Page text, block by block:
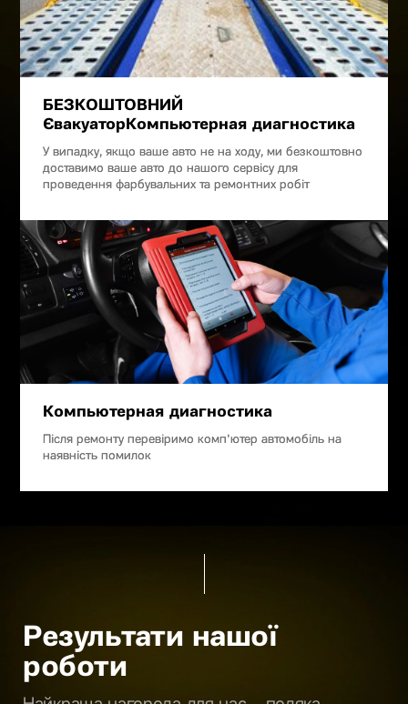
БЕЗКОШТОВНИЙ
ЄвакуаторКомпьютерная диагностика
У випадку, якщо ваше авто не на ходу, ми безкоштовно
доставимо ваше авто до нашого сервісу для
проведення фарбувальних та ремонтних робіт
Компьютерная диагностика
Після ремонту перевіримо комп'ютер автомобіль на
наявність помилок
Результати нашої
роботи